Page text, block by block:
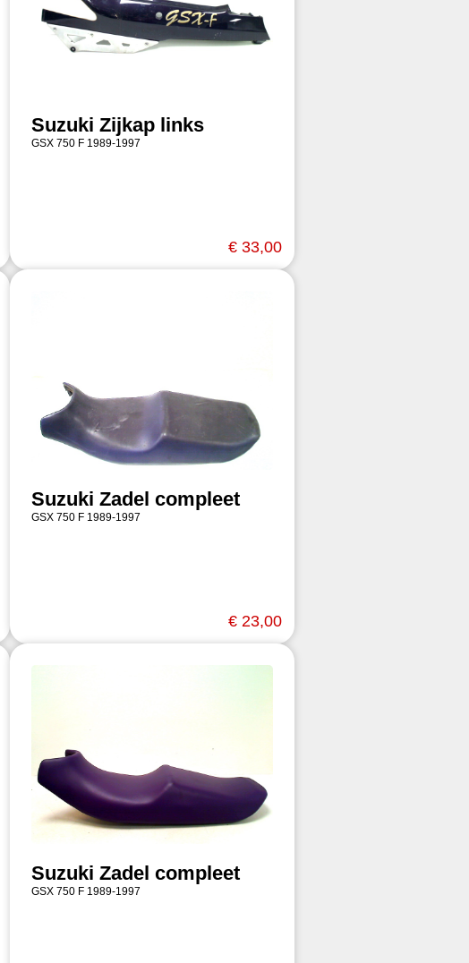
Suzuki Zijkap links
GSX 750 F 1989-1997
€ 33,00
Suzuki Zadel compleet
GSX 750 F 1989-1997
€ 23,00
Suzuki Zadel compleet
GSX 750 F 1989-1997